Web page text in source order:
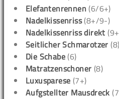
Elefantenrennen (6/6+)
Nadelkissenriss(8+/9-)
Nadelkissenriss direkt
Seitlicher Schmarotzer (8)
Die Schabe (6)
Matratzenschoner (8)
Luxusparese (7+)
Aufgstellter Mausdreck